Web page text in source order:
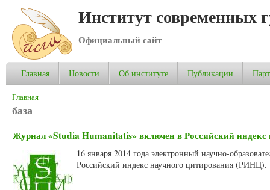
Институт современных
Официальный сайт
Главная Новости Об институте Публикации
Вы здесь
Главная
база
Журнал «Studia Humanitatis» включен в Российский
16 января 2014 года электронный научно-
Российский индекс научного цитирования (РИНЦ).